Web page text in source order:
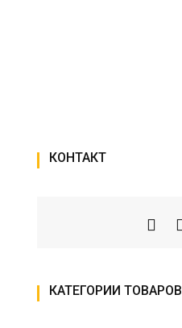
КОНТАКТ
КАТЕГОРИИ ТОВАРОВ